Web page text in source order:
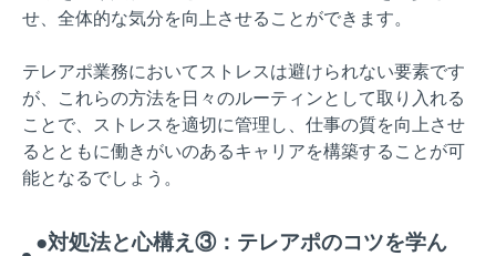
せ、全体的な気分を向上させることができます。
テレアポ業務においてストレスは避けられない要素です
が、これらの方法を日々のルーティンとして取り入れる
ことで、ストレスを適切に管理し、仕事の質を向上させ
るとともに働きがいのあるキャリアを構築することが可
能となるでしょう。
●対処法と心構え③：テレアポのコツを学ん